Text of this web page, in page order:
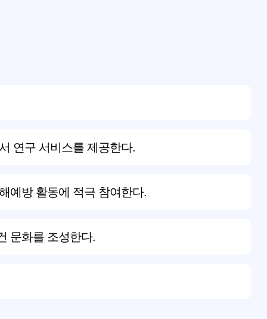
연구 서비스를 제공한다.
예방 활동에 적극 참여한다.
문화를 조성한다.